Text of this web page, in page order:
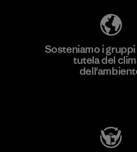
Sosteniamo i
tutela del